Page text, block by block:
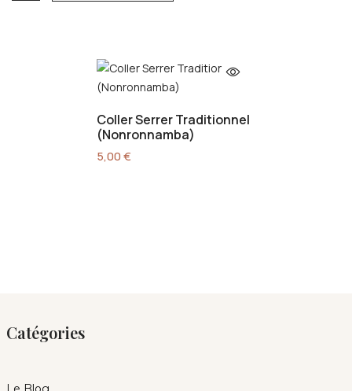
Coller Serrer Traditionnel
(Nonronnamba)
5,00€
Catégories